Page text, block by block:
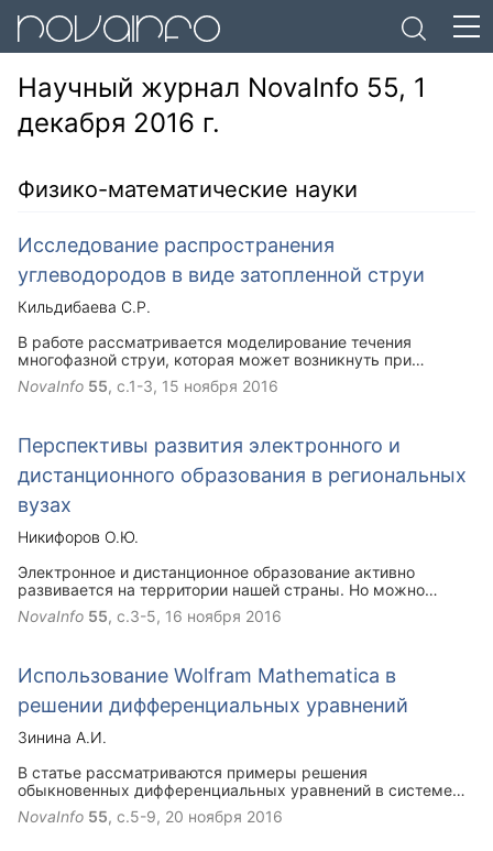
Научный журнал NovaInfo 55, 1
декабря 2016 г.
Физико-математические науки
Исследование распространения
углеводородов в виде затопленной струи
Кильдибаева С.Р.
В работе рассматривается моделирование течения
многофазной струи, которая может возникнуть при
повреждении нефтедобывающей конструкции на дне
водоема. Рассмотрен метод контрольного объема,
эксперимента.
NovaInfo 55, с.1-3, 15 ноября 2016
Перспективы развития электронного и
дистанционного образования в региональных
вузах
Никифоров О.Ю.
Электронное и дистанционное образование активно
развивается на территории нашей страны. Но можно
заметить техническое и методическое отставание
региональных высших учебных заведений от вузов
развития систем электронного образования для таких
NovaInfo 55, с.3-5, 16 ноября 2016
Использование Wolfram Mathematica в
решении дифференциальных уравнений
Зинина А.И.
В статье рассматриваются примеры решения
обыкновенных дифференциальных уравнений в системе
Wolfram Mathematica.
NovaInfo 55, с.5-9, 20 ноября 2016